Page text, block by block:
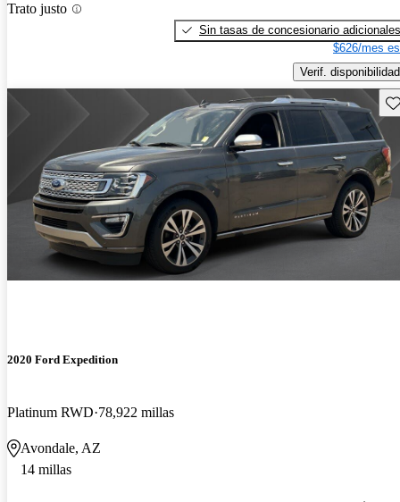
Trato justo
Sin tasas de concesionario adicionales
$626/mes
Verif. disponibilidad
2020 Ford Expedition
Platinum RWD 78,922 millas
Avondale, AZ
14 millas